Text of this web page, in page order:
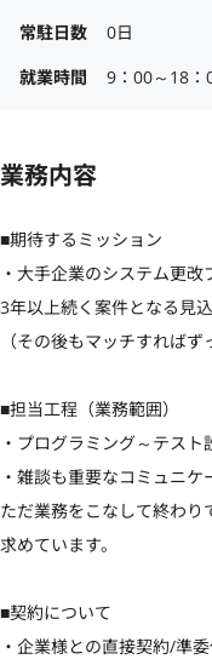
常駐日数
0日
就業時間
9：00～18：
業務内容
■期待するミッション
・大手企業のシステム更改
3年以上続く案件となる見込
（その後もマッチすれば
■担当工程（業務範囲）
・プログラミング～テスト
・雑談も重要なコミュニケ
ただ業務をこなして終わ
求めています。
■契約について
・企業様との直接契約/準委